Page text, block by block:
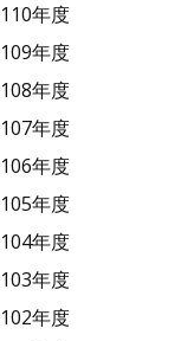
110年度
109年度
108年度
107年度
106年度
105年度
104年度
103年度
102年度